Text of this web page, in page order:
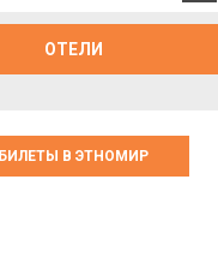
ОТЕЛИ
БИЛЕТЫ В ЭТНОМИР